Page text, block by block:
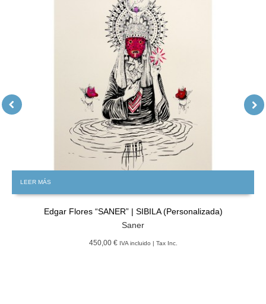
LEER MÁS
Edgar Flores “SANER” | SIBILA (Personalizada)
Saner
450,00 € IVA incluido | Tax Inc.